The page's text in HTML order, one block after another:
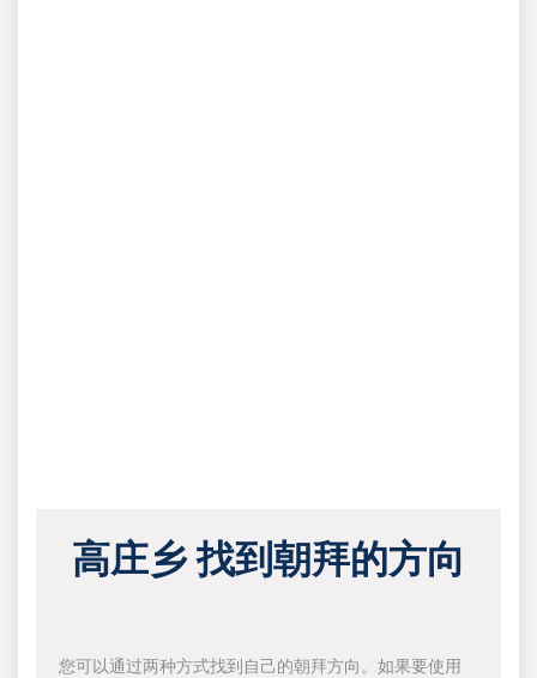
高庄乡 找到朝拜的方向
您可以通过两种方式找到自己的朝拜方向。如果要使用